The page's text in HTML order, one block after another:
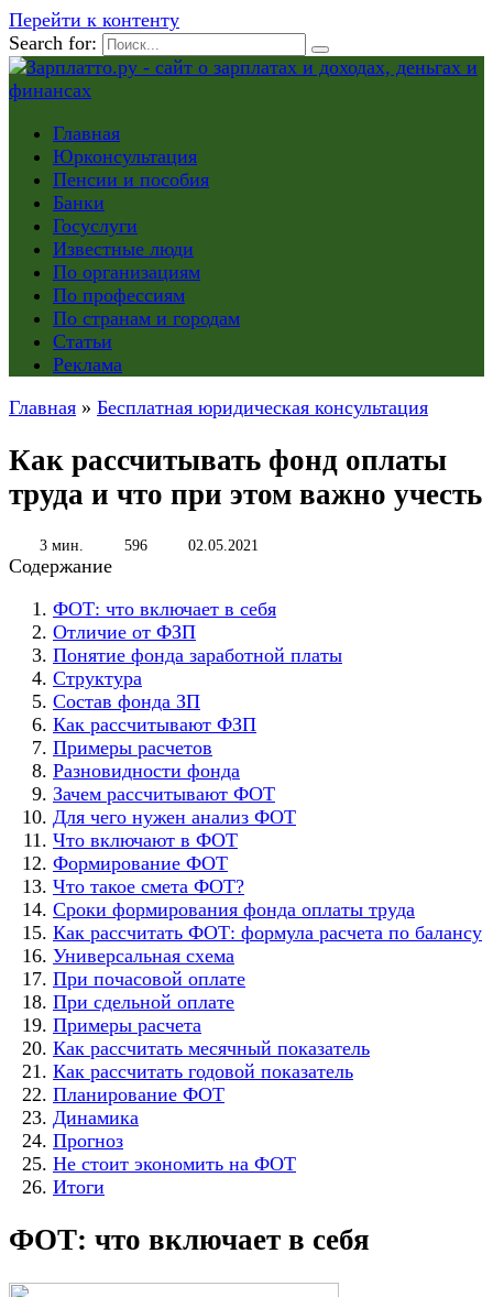
Перейти к контенту
Search for:
Главная
Юрконсультация
Пенсии и пособия
Банки
Госуслуги
Известные люди
По организациям
По профессиям
По странам и городам
Статьи
Реклама
Главная » Бесплатная юридическая консультация
Как рассчитывать фонд оплаты
труда и что при этом важно учесть
3 мин. 596 02.05.2021
Содержание
ФОТ: что включает в себя
Отличие от ФЗП
Понятие фонда заработной платы
Структура
Состав фонда ЗП
Как рассчитывают ФЗП
Примеры расчетов
Разновидности фонда
Зачем рассчитывают ФОТ
Для чего нужен анализ ФОТ
Что включают в ФОТ
Формирование ФОТ
Что такое смета ФОТ?
Сроки формирования фонда оплаты труда
Как рассчитать ФОТ: формула расчета по балансу
Универсальная схема
При почасовой оплате
При сдельной оплате
Примеры расчета
Как рассчитать месячный показатель
Как рассчитать годовой показатель
Планирование ФОТ
Динамика
Прогноз
Не стоит экономить на ФОТ
Итоги
ФОТ: что включает в себя